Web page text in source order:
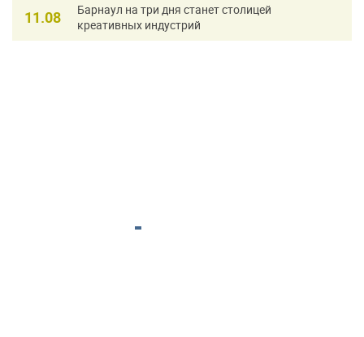
11.08
Барнаул на три дня станет столицей
креативных индустрий